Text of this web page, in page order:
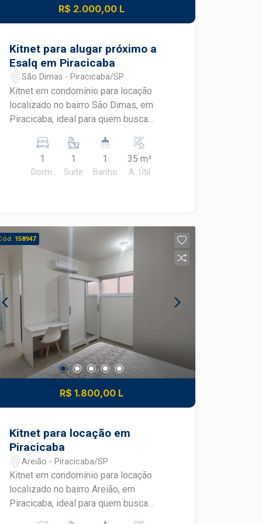
R$ 2.000,00 L
Kitnet para alugar próximo a
Esalq em Piracicaba
São Dimas - Piracicaba/SP
Kitnet em condomínio para locação
localizado no bairro São Dimas, em
Piracicaba, ideal para quem busca
localização. Totalmente mobiliada e
próxima à Escola Superior de
Agricultura Luiz de Queiroz (ESALQ) e
mais prática. CARACTERÍSTICAS DO
IMÓVEL - Kitnet mobiliada - Geladeira -
Fogão - Micro-ondas - Cama -
Televisão - Armário - Ar-condicionado -
Banheiro social - Condomínio com
lavanderia de uso comum
DIFERENCIAIS DO IMÓVEL - Imóvel
totalmente mobiliado e pronto para
morar - Internet inclusa no valor do
condomínio - Gás incluso no valor do
condomínio - Opção de locação de vaga
bairro São Dimas LOCALIZAÇÃO E
Dimas, em Piracicaba - Próxima à
Escola Superior de Agricultura Luiz de
Queiroz (ESALQ) - Fácil acesso ao
Shopping Piracicaba - Região com
supermercados, farmácias,
restaurantes e diversos serviços -
Bairro São Dimas com excelente
1
Dorm.
1
Suite
1
Banho
35 m²
A. Útil
158947
R$ 1.800,00 L
Kitnet para locação em
Piracicaba
Areião - Piracicaba/SP
Kitnet em condomínio para locação
localizado no bairro Areião, em
Piracicaba, ideal para quem busca